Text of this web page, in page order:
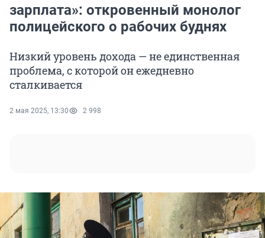
зарплата»: откровенный монолог
полицейского о рабочих буднях
Низкий уровень дохода — не единственная
проблема, с которой он ежедневно
сталкивается
2 мая 2025, 13:30 2 998